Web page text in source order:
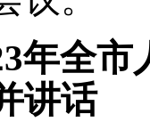
年全
讲话